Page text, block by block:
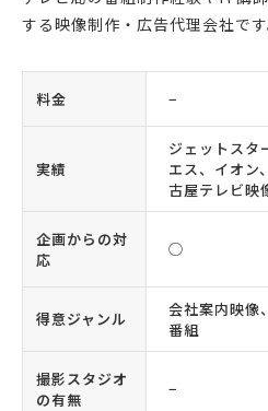
する映像制作・広告代理会社です
料金 −
実績
ジェットスタ
エス、イオン
古屋テレビ映
企画からの対
応
◯
得意ジャンル
会社案内映像
番組
撮影スタジオ
の有無
−